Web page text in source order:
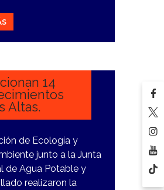
14
Altas.
de Ecología y
junto a la Junta
de Agua Potable y
realizaron la